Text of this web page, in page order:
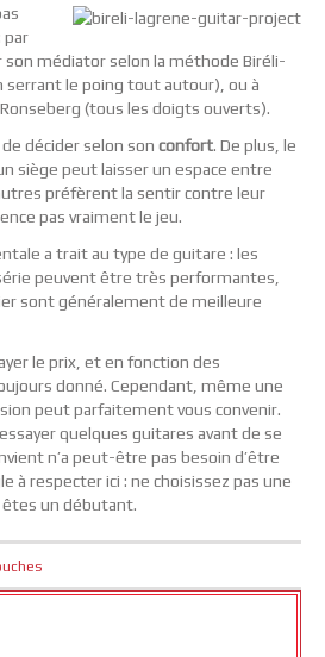
par
médiator selon la méthode Biréli-
serrant le poing tout autour), ou à
(tous les doigts ouverts).
décider selon son confort. De plus, le
siège peut laisser un espace entre
préfèrent la sentir contre leur
pas vraiment le jeu.
a trait au type de guitare : les
peuvent être très performantes,
sont généralement de meilleure
le prix, et en fonction des
donné. Cependant, même une
peut parfaitement vous convenir.
quelques guitares avant de se
n’a peut-être pas besoin d’être
à respecter ici : ne choisissez pas une
un débutant.